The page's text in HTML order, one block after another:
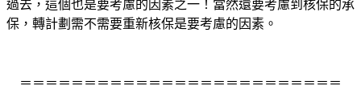
過去，這個也是要考慮的因素之一！當然還要考慮到核保的承
保，轉計劃需不需要重新核保是要考慮的因素。
＝＝＝＝＝＝＝＝＝＝＝＝＝＝＝＝＝＝＝＝＝＝＝＝＝